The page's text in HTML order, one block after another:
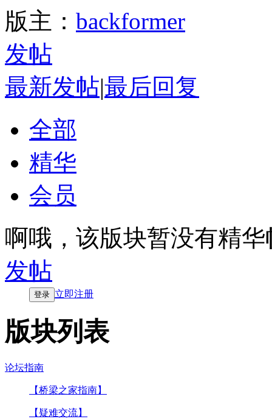
版主： backformer
发帖
最新发帖|最后回复
全部
精华
会员
啊哦，该版块暂没有精华
发帖
登录 立即注册
版块列表
论坛指南
【桥梁之家指南】
【疑难交流】